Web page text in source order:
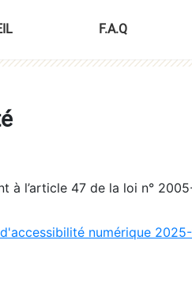
F.A.Q
à l’article 47 de la loi n°
numérique